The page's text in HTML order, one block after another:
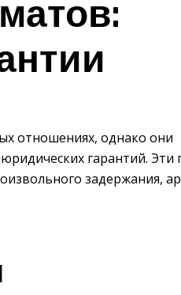
отношениях, однако они
гарантий. Эти
задержания,